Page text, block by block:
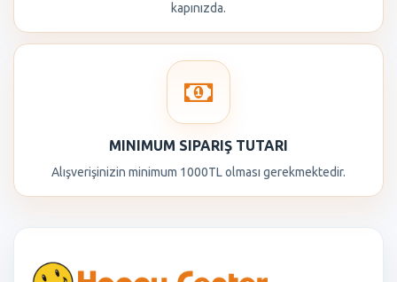
kapınızda.
MINIMUM SIPARIŞ TUTARI
Alışverişinizin minimum 1000TL olması gerekmektedir.